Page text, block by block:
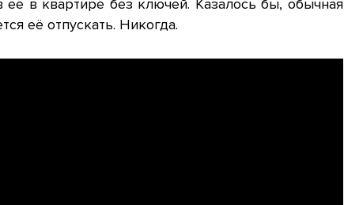
в квартире без ключей. Казалось бы, обычная
её отпускать. Никогда.